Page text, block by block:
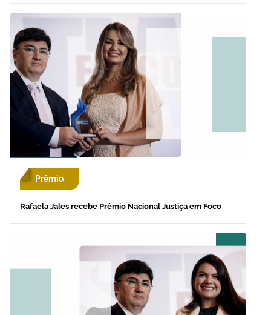
Prêmio
Rafaela Jales recebe Prêmio Nacional Justiça em Foco